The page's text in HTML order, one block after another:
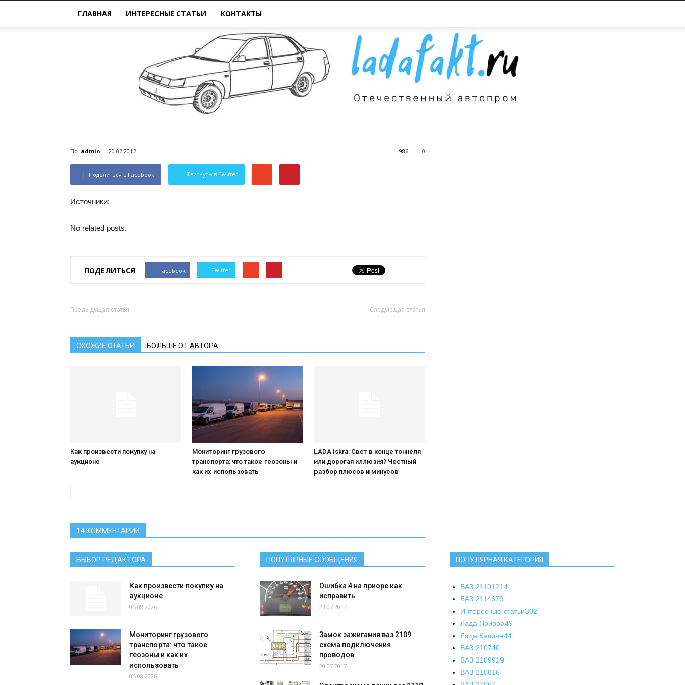
ГЛАВНАЯ ИНТЕРЕСНЫЕ СТАТЬИ КОНТАКТЫ
По admin - 20.07.2017 0
986
Поделиться в Facebook Твитнуть в Twitter
Источники:
No related posts.
ПОДЕЛИТЬСЯ Facebook Twitter
Предыдущая статья Следующая статья
СХОЖИЕ СТАТЬИ БОЛЬШЕ ОТ АВТОРА
Как произвести покупку на
аукционе
Мониторинг грузового
транспорта: что такое геозоны и
как их использовать
LADA Iskra: Свет в конце тоннеля
или дорогая иллюзия? Честный
разбор плюсов и минусов
14 КОММЕНТАРИИ
ВЫБОР РЕДАКТОРА
Как произвести покупку на
аукционе
05.08.2026
Мониторинг грузового
транспорта: что такое
геозоны и как их
использовать
05.08.2026
ПОПУЛЯРНЫЕ СООБЩЕНИЯ
Ошибка 4 на приоре как
исправить
23.07.2017
Замок зажигания ваз 2109
схема подключения
проводов
20.07.2017
ПОПУЛЯРНАЯ КАТЕГОРИЯ
ВАЗ 21101214
ВАЗ 2114679
Интересные статьи302
Лада Приора49
Лада Калина44
ВАЗ 210740
ВАЗ 2109919
ВАЗ 210816